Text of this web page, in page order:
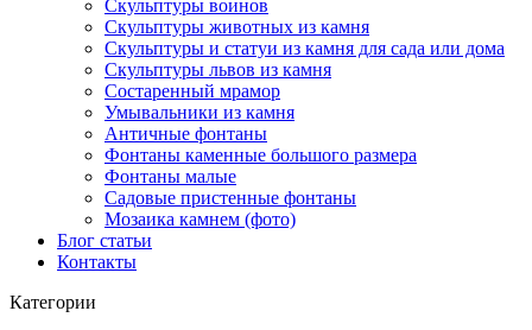
Скульптуры воинов
Скульптуры животных из камня
Скульптуры и статуи из камня для сада или дома
Скульптуры львов из камня
Состаренный мрамор
Умывальники из камня
Античные фонтаны
Фонтаны каменные большого размера
Фонтаны малые
Садовые пристенные фонтаны
Мозаика камнем (фото)
Блог статьи
Контакты
Категории